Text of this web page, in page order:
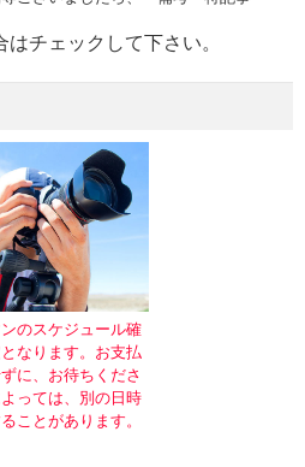
チェックして下さい。
のスケジュール確
なります。お支払
に、お待ちくださ
っては、別の日時
ことがあります。